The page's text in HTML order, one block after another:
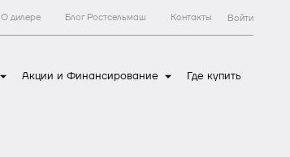
О дилере Блог Ростсельмаш Контакты Войти
Акции и Финансирование Где купить